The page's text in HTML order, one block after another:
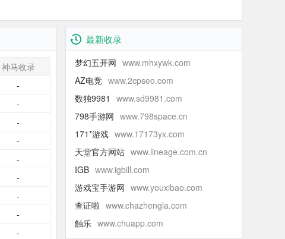
神马收录
-
-
-
-
-
-
-
-
-
最新收录
梦幻五开网 www.mhxywk.com
AZ电竞 www.2cpseo.com
数独9981
www.sd9981.com
798手游网 www.798space.cn
171*游戏 www.17173yx.com
天堂官方网站 www.lineage.com.cn
IGB www.igbill.com
游戏宝手游网 www.youxibao.com
查证啦 www.chazhengla.com
触乐 www.chuapp.com